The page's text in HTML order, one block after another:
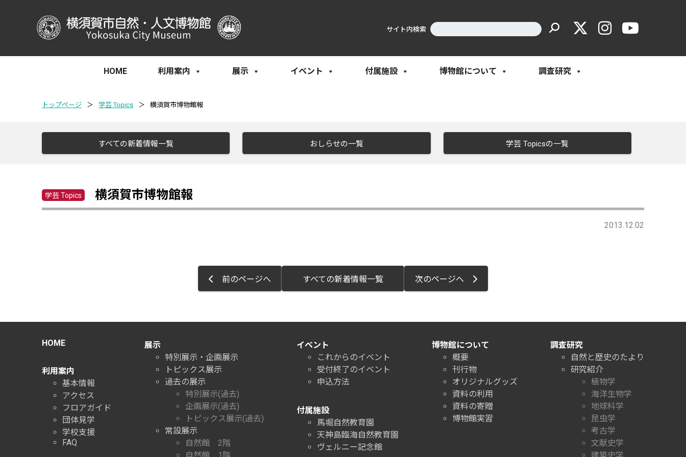
サイト内検索
HOME 利用案内 展示 イベント 付属施設 博物館について 調査研究
トップページ ＞ 学芸 Topics ＞ 横須賀市博物館報
すべての新着情報一覧 おしらせの一覧 学芸 Topicsの一覧
学芸 Topics 横須賀市博物館報
2013.12.02
前のページへ すべての新着情報一覧 次のページへ
HOME
利用案内
基本情報
アクセス
フロアガイド
団体見学
学校支援
FAQ
展示
特別展示・企画展示
トピックス展示
過去の展示
特別展示(過去)
企画展示(過去)
トピックス展示(過去)
常設展示
自然館 2階
イベント
これからのイベント
受付終了のイベント
申込方法
付属施設
馬堀自然教育園
天神島臨海自然教育園
ヴェルニー記念館
博物館について
概要
刊行物
オリジナルグッズ
資料の利用
資料の寄贈
博物館実習
調査研究
自然と歴史のたより
研究紹介
植物学
海洋生物学
地球科学
昆虫学
考古学
文献史学